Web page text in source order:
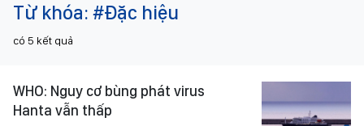
Từ khóa: #Đặc hiệu
có 5 kết quả
WHO: Nguy cơ bùng phát virus
Hanta vẫn thấp